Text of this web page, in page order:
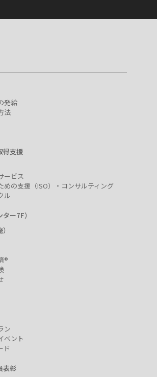
発給
法
得支援
ービス
めの支援（ISO）・コンサルティング
ル
ー7F）
®
ン
ベント
ド
表彰